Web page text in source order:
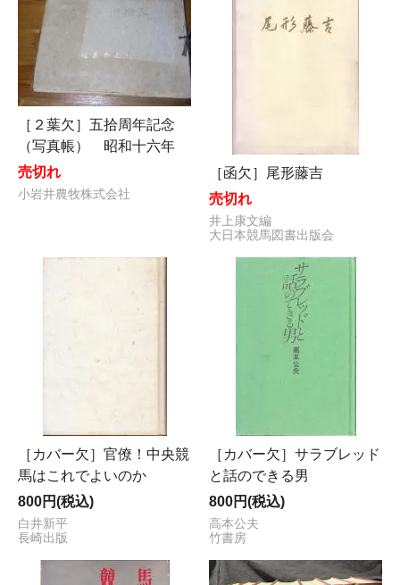
［２葉欠］五拾周年記念
（写真帳） 昭和十六年
売切れ
小岩井農牧株式会社
［函欠］尾形藤吉
売切れ
井上康文編
大日本競馬図書出版会
［カバー欠］官僚！中央競
馬はこれでよいのか
800円(税込)
白井新平
長崎出版
［カバー欠］サラブレッド
と話のできる男
800円(税込)
高本公夫
竹書房